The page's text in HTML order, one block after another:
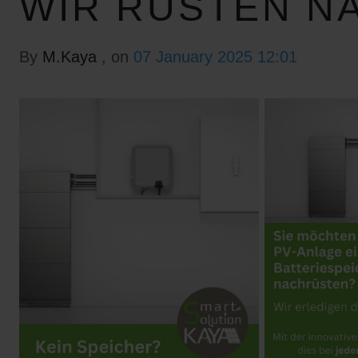
By M.Kaya , on 07 January 2025 12:01